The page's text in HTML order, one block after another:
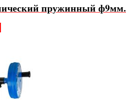
пружинный